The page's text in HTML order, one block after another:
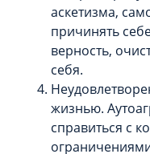
аскетизма,
причинять
верность,
себя.
жизнью.
справиться с